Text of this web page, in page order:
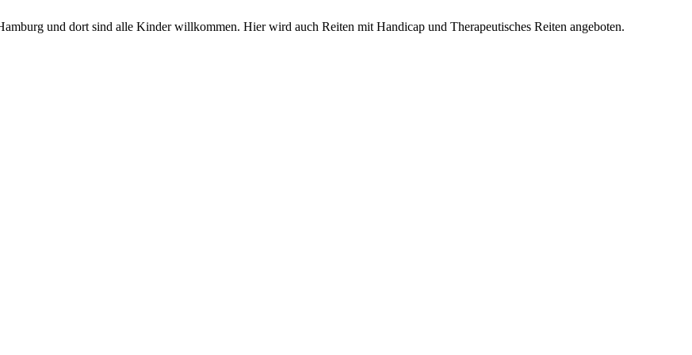
und dort sind alle Kinder willkommen. Hier wird auch Reiten mit Handicap und Therapeutisches Reiten angeboten.